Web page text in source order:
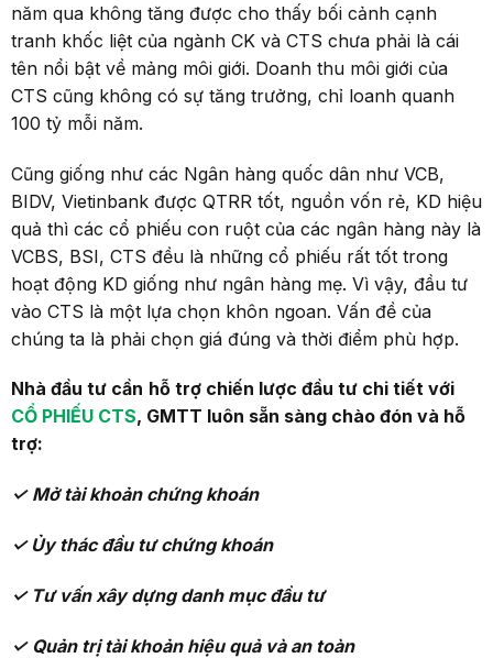
năm qua không tăng được cho thấy bối cảnh cạnh
tranh khốc liệt của ngành CK và CTS chưa phải là cái
tên nổi bật về mảng môi giới. Doanh thu môi giới của
CTS cũng không có sự tăng trưởng, chỉ loanh quanh
100 tỷ mỗi năm.
Cũng giống như các Ngân hàng quốc dân như VCB,
BIDV, Vietinbank được QTRR tốt, nguồn vốn rẻ, KD hiệu
quả thì các cổ phiếu con ruột của các ngân hàng này là
VCBS, BSI, CTS đều là những cổ phiếu rất tốt trong
hoạt động KD giống như ngân hàng mẹ. Vì vậy, đầu tư
vào CTS là một lựa chọn khôn ngoan. Vấn đề của
chúng ta là phải chọn giá đúng và thời điểm phù hợp.
Nhà đầu tư cần hỗ trợ chiến lược đầu tư chi tiết với
CỔ PHIẾU CTS, GMTT luôn sẵn sàng chào đón và hỗ
trợ:
✓ Mở tài khoản chứng khoán
✓ Ủy thác đầu tư chứng khoán
✓ Tư vấn xây dựng danh mục đầu tư
✓ Quản trị tài khoảnhiệu quả và an toàn